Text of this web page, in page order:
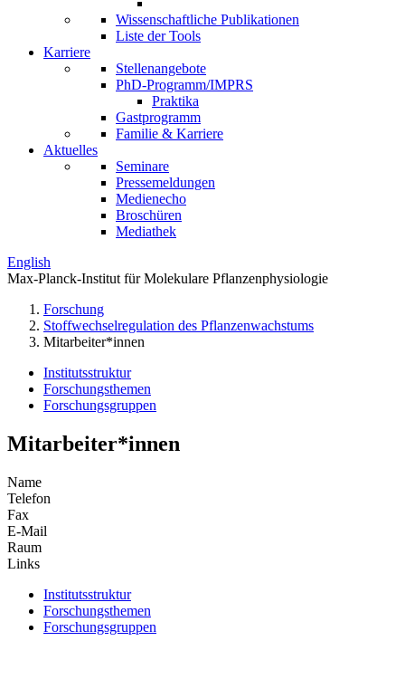
Wissenschaftliche Publikationen
Liste der Tools
Karriere
Stellenangebote
PhD-Programm/IMPRS
Praktika
Gastprogramm
Familie & Karriere
Aktuelles
Seminare
Pressemeldungen
Medienecho
Broschüren
Mediathek
English
Max-Planck-Institut für Molekulare Pflanzenphysiologie
Forschung
Stoffwechselregulation des Pflanzenwachstums
Mitarbeiter*innen
Institutsstruktur
Forschungsthemen
Forschungsgruppen
Mitarbeiter*innen
Name
Telefon
Fax
E-Mail
Raum
Links
Institutsstruktur
Forschungsthemen
Forschungsgruppen